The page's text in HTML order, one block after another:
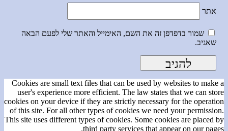
אתר
שמור בדפדפן זה את השם, האימייל והאתר שלי לפעם הבאה
שאגיב.
Cookies are small text files that can be used by websites to make a
user's experience more efficient. The law states that we can store
cookies on your device if they are strictly necessary for the operation
of this site. For all other types of cookies we need your permission.
This site uses different types of cookies. Some cookies are placed by
third party services that appear on our pages.